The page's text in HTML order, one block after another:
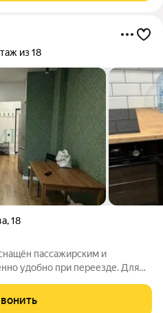
из 18
,18
пассажирским и
удобно при переезде. Для
автомобиля. Для удобства